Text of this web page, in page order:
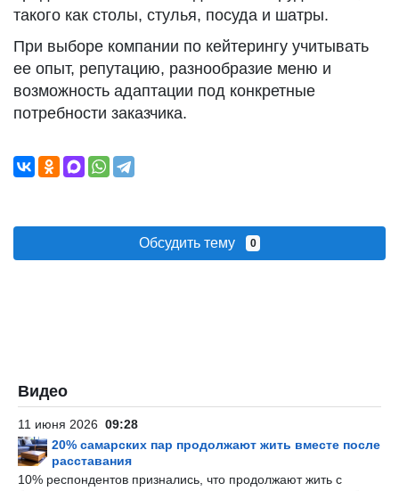
такого как столы, стулья, посуда и шатры.
При выборе компании по кейтерингу учитывать
ее опыт, репутацию, разнообразие меню и
возможность адаптации под конкретные
потребности заказчика.
Обсудить тему 0
Видео
11 июня 2026 09:28
20% самарских пар продолжают жить вместе после
расставания
10% респондентов признались, что продолжают жить с